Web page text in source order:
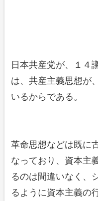
日本共産党が、１４
は、共産主義思想が
いるからである。
革命思想などは既に
なっており、資本主
るのは間違いなく、
るように資本主義の